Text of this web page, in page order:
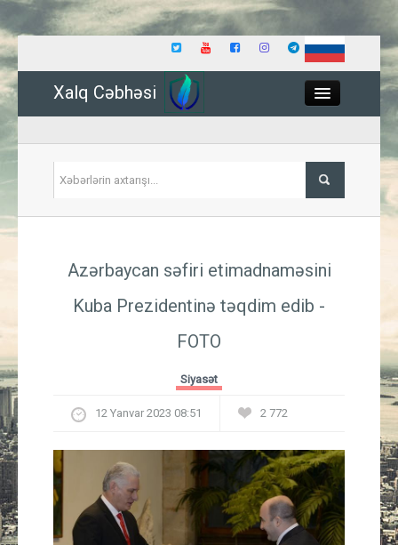
Xalq Cəbhəsi
İqtisadiyyat
Güney Azərbaycan
Mədəniyyət
Müsahibə
Azərbaycan səfiri etimadnaməsini
Kuba Prezidentinə təqdim edib -
FOTO
Siyasət
12 Yanvar 2023 08:51 2 772